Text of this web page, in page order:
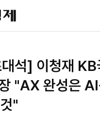
석] 이청재 KB
"AX 완성은
"